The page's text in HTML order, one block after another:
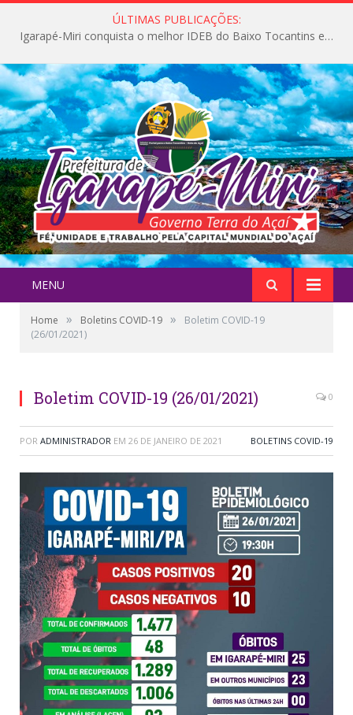
ÚLTIMAS PUBLICAÇÕES:
Igarapé-Miri conquista o melhor IDEB do Baixo Tocantins e avança na qualidade da educação pública
MENU
Home » Boletins COVID-19 »
Boletim COVID-19
(26/01/2021)
Boletim COVID-19 (26/01/2021) 0
POR ADMINISTRADOR EM 26 DE JANEIRO DE 2021 BOLETINS COVID-19